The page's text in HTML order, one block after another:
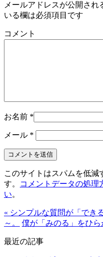
メールアドレスが公開され
いる欄は必須項目です
コメント
お名前 *
メール *
このサイトはスパムを低減
す。
コメントデータの処理
い。
« シンプルな質問が「でき
～。
僕が「みのる」をひ
最近の記事